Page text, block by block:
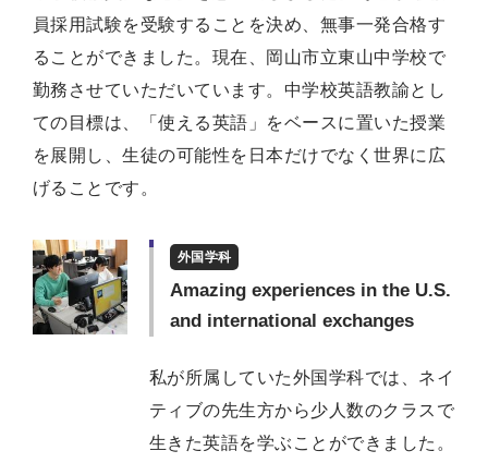
員採用試験を受験することを決め、無事一発合格す
ることができました。現在、岡山市立東山中学校で
勤務させていただいています。中学校英語教諭とし
ての目標は、「使える英語」をベースに置いた授業
を展開し、生徒の可能性を日本だけでなく世界に広
げることです。
外国学科
Amazing experiences in the U.S.
and international exchanges
私が所属していた外国学科では、ネイ
ティブの先生方から少人数のクラスで
生きた英語を学ぶことができました。